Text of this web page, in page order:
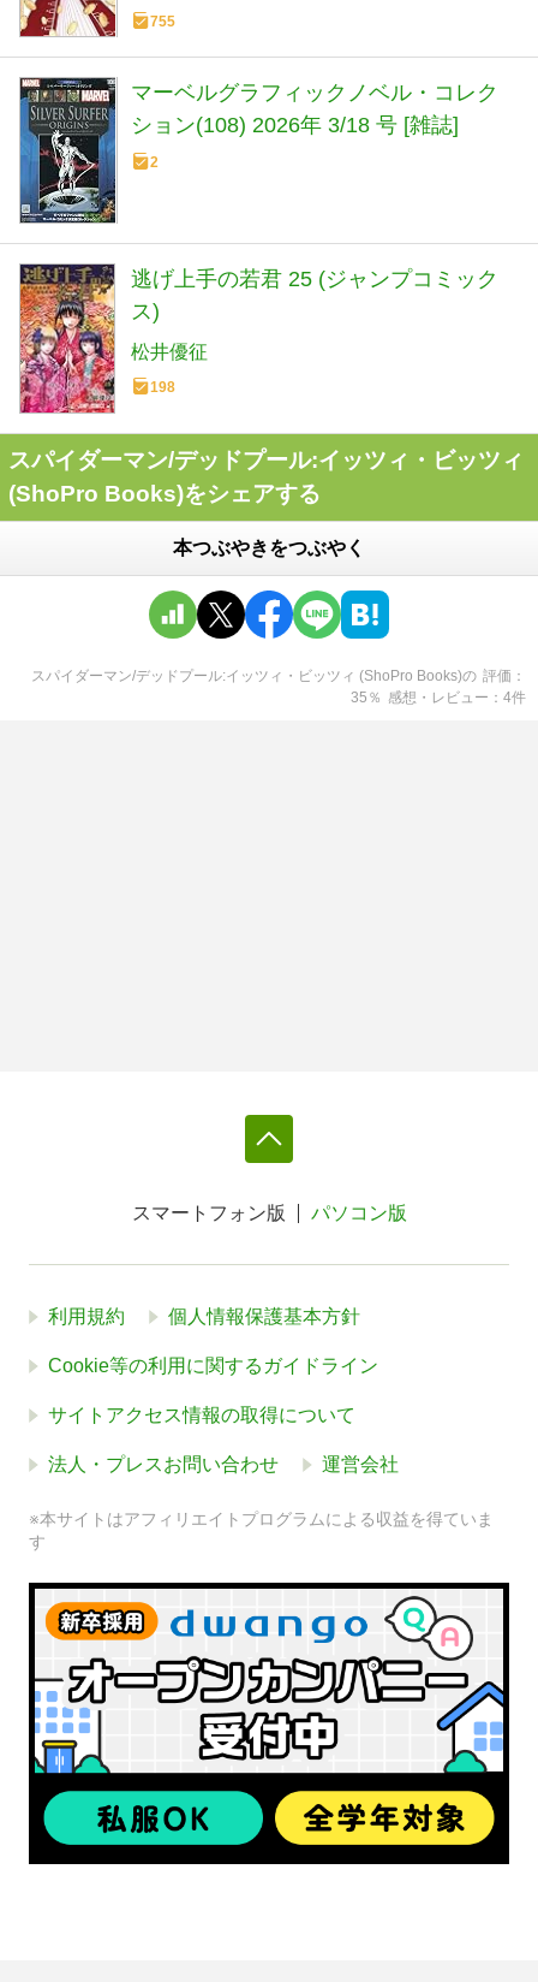
755
マーベルグラフィックノベル・コレク
ション(108) 2026年 3/18 号 [雑誌]
2
逃げ上手の若君 25 (ジャンプコミック
ス)
松井優征
198
スパイダーマン/デッドプール:イッツィ・ビッツィ
(ShoPro Books)をシェアする
本つぶやきをつぶやく
スパイダーマン/デッドプール:イッツィ・ビッツィ (ShoPro Books)の 評価
35 ％ 感想・レビュー 4件
スマートフォン版 パソコン版
利用規約 個人情報保護基本方針
Cookie等の利用に関するガイドライン
サイトアクセス情報の取得について
法人・プレスお問い合わせ 運営会社
※本サイトはアフィリエイトプログラムによる収益を得ていま
す